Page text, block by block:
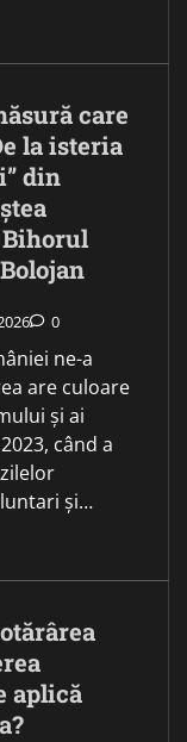
care
la isteria
din
0
ne-a
are culoare
și ai
când a
și…
aplică